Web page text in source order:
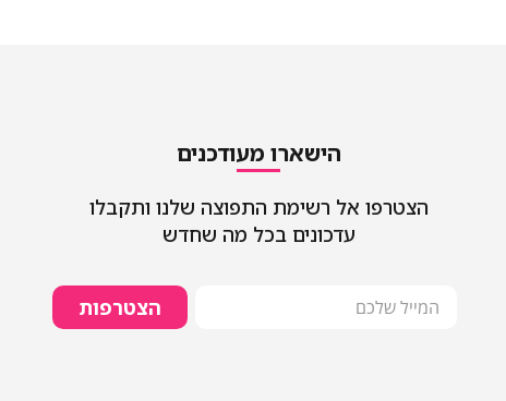
הישארו מעודכנים
הצטרפו אל רשימת התפוצה שלנו ותקבלו
עדכונים בכל מה שחדש
הצטרפות